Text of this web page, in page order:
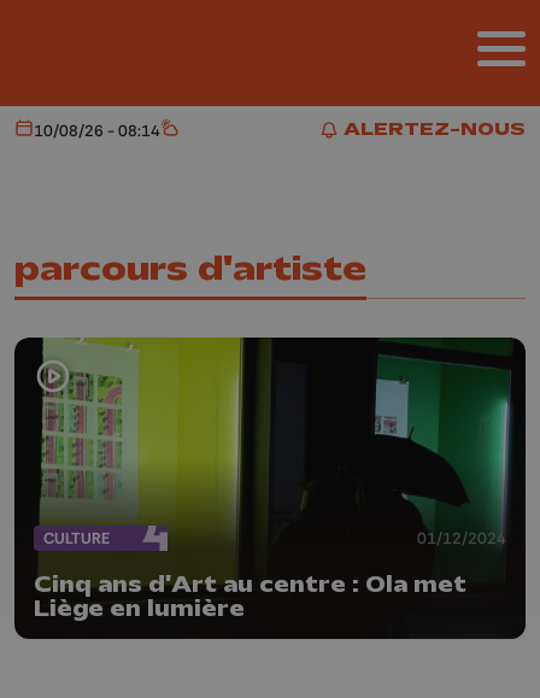
ALERTEZ-NOUS
ALERTEZ-NOUS
Aujourd'hui
10/08/26 - 08:14 Météo
parcours d'artiste
CULTURE 01/12/2024
Cinq ans d'Art au centre : Ola met
Liège en lumière